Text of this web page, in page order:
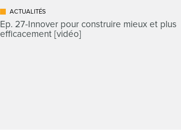
ACTUALITÉS
Ep. 27-Innover pour construire mieux et plus
efficacement [vidéo]